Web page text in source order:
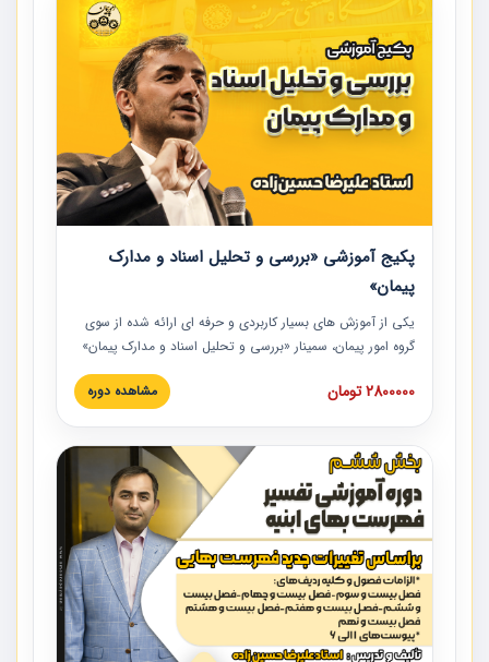
پکیج آموزشی «بررسی و تحلیل اسناد و مدارک
پیمان»
یکی از آموزش‏‏‏‏‏‏ های بسیار کاربردی و حرفه‏ ای ارائه شده از سوی
گروه امور پیمان، سمینار «بررسی و تحلیل اسناد و مدارک پیمان»
است که در دانشگاه صنعتی شریف ارائه شد. در این آموزش
نکات کلیدی مربوط به اسناد و مدارک پیمان، اولویت بندی اسناد
پیمان به همراه تجربیات عملی در این خصوص ارائه شده است.
2800000 تومان مشاهده دوره